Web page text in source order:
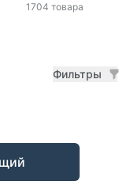
1704 товара
Фильтры